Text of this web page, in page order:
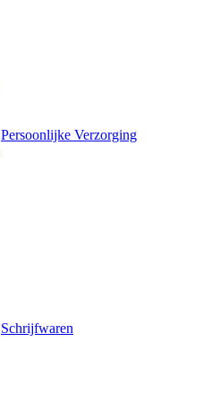
Persoonlijke Verzorging
Schrijfwaren